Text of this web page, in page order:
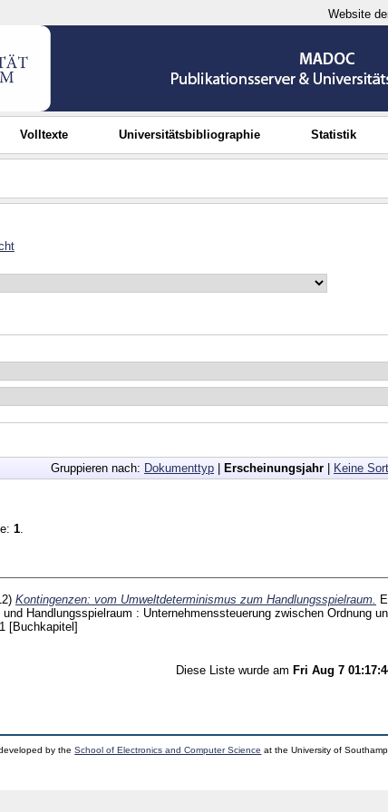
Website
Volltexte Universitätsbibliographie Statistik
Gruppieren nach: Dokumenttyp Erscheinungsjahr Keine
1
Kontingenzen: vom Umweltdeterminismus zum Handlungsspielraum.
Handlungsspielraum : Unternehmenssteuerung zwischen Ordnung
[Buchkapitel]
Diese Liste wurde am Fri Aug 7
by theSchool of Electronics and Computer Science at the University of